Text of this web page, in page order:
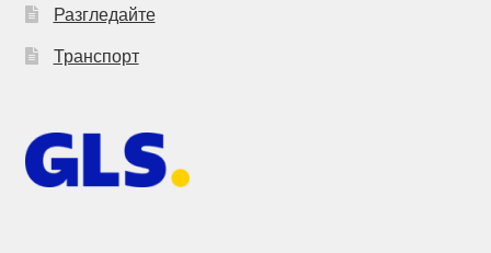
Разгледайте
Транспорт